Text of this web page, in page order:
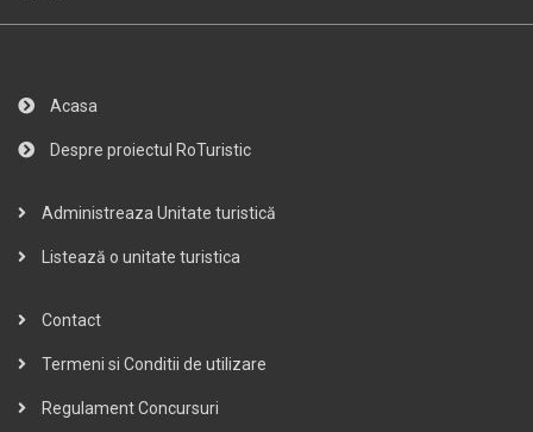
Acasa
Despre proiectul RoTuristic
Administreaza Unitate turistică
Listează o unitate turistica
Contact
Termeni si Conditii de utilizare
Regulament Concursuri